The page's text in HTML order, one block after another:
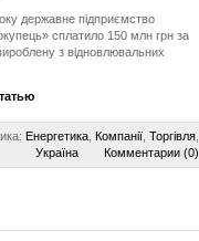
державне підприємство
сплатило 150 млн грн за
з відновлювальних
Енергетика Компанії Торгівля
Україна
Комментарии (0)